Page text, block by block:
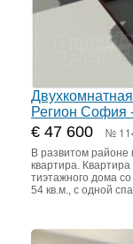
Регион София
€ 47 600 №
В развитом районе
квартира.
тиэтажного дома
54 кв.м., с одной